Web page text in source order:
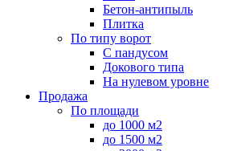
Бетон-антипыль
Плитка
По типу ворот
С пандусом
Докового типа
На нулевом уровне
Продажа
По площади
до 1000 м2
до 1500 м2